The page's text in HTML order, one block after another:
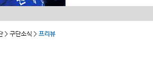
> 구단소식 > 프리뷰